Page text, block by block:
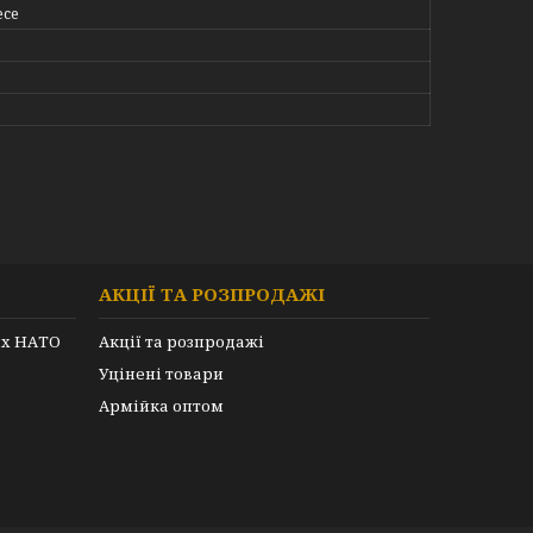
НАТО
АКЦІЇ ТА РОЗПРОДАЖІ
Акції та розпродажі
Уцінені товари
Армійка оптом